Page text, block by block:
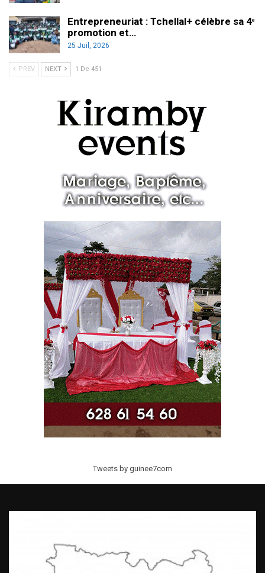
Entrepreneuriat : Tchellal+ célèbre sa 4ᵉ
promotion et…
25 Juil, 2026
PREV NEXT 1 De 451
Tweets by guinee7com